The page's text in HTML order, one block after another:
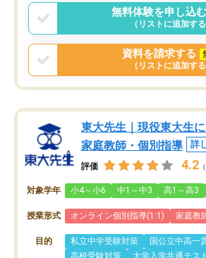
無料体験を申し込む
（リストに追加する
資料を請求する
（リストに追加する
東大先生｜現役東大生
家庭教師・個別指導
詳
評価 4.2
対象学年 小4～小6 中1～中3 高1～高3
授業形式 オンライン個別指導(1:1) 家庭教
目的 私立中学受験対策
国公立中高一
高校受験対策
大学入学共通テス